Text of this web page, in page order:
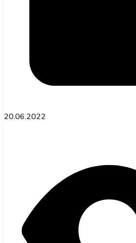
20.06.2022